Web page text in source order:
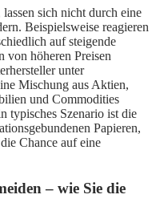
sich nicht durch eine
Beispielsweise reagieren
auf steigende
von höheren Preisen
unter
Mischung aus Aktien,
und Commodities
typisches Szenario ist die
Papieren,
Chance auf eine
– wie Sie die